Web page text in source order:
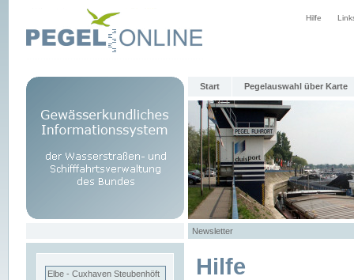
Hilfe
Start Pegelauswahl über Karte
Newsletter
Elbe - Cuxhaven Steubenhöft Hilfe